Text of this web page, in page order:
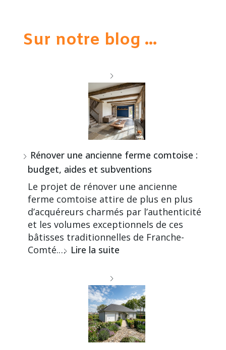
Sur notre blog ...
Rénover une ancienne ferme comtoise :
budget, aides et subventions
Le projet de rénover une ancienne
ferme comtoise attire de plus en plus
d’acquéreurs charmés par l’authenticité
et les volumes exceptionnels de ces
bâtisses traditionnelles de Franche-
Comté.… Lire la suite